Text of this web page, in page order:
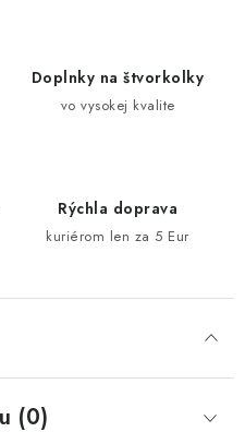
Doplnky na štvorkolky
vo vysokej kvalite
Rýchla doprava
kuriérom len za 5 Eur
(0)